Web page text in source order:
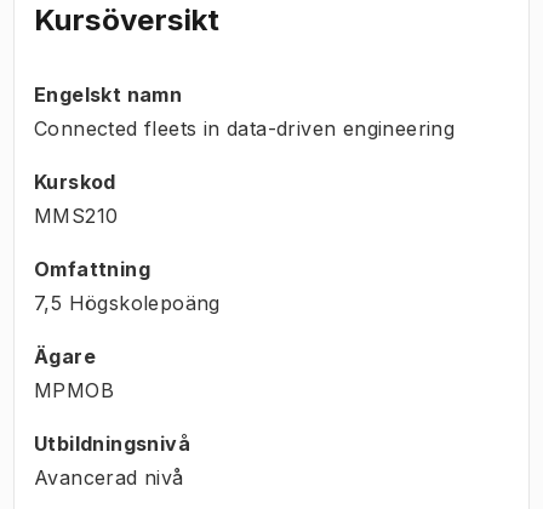
Kursöversikt
Engelskt namn
Connected fleets in data-driven engineering
Kurskod
MMS210
Omfattning
7,5 Högskolepoäng
Ägare
MPMOB
Utbildningsnivå
Avancerad nivå